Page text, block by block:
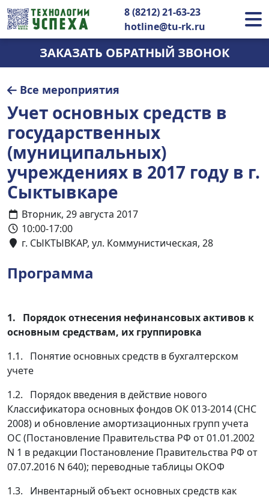
8 (8212) 21-63-23
hotline@tu-rk.ru
ЗАКАЗАТЬ ОБРАТНЫЙ ЗВОНОК
Учет основных средств в
государственных
(муниципальных)
учреждениях в 2017 году в г.
Сыктывкаре
Все мероприятия
Вторник, 29 августа 2017
10:00-17:00
г. СЫКТЫВКАР, ул. Коммунистическая, 28
Программа
1. Порядок отнесения нефинансовых активов к
основным средствам, их группировка
1.1. Понятие основных средств в бухгалтерском
учете
1.2. Порядок введения в действие нового
Классификатора основных фондов ОК 013-2014 (СНС
2008) и обновление амортизационных групп учета
ОС (Постановление Правительства РФ от 01.01.2002
N 1 в редакции Постановление Правительства РФ от
07.07.2016 N 640); переводные таблицы ОКОФ
1.3. Инвентарный объект основных средств как